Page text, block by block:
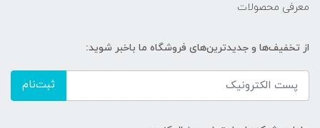
معرفی محصولات
از تخفیف‌ها و جدیدترین‌های فروشگاه ما باخبر شوید:
ثبت‌نام